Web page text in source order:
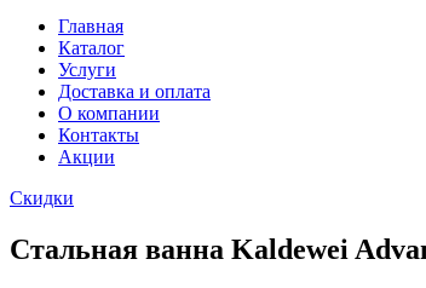
Главная
Каталог
Услуги
Доставка и оплата
О компании
Контакты
Акции
Скидки
Стальная ванна Kaldewei